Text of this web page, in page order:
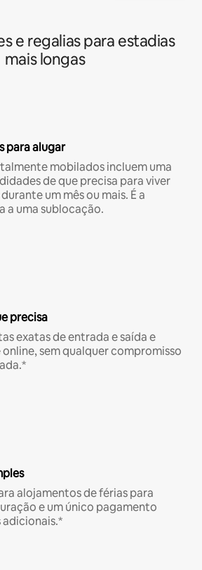
e regalias para estadias
mais longas
para alugar
mobilados incluem uma
de que precisa para viver
um mês ou mais. É a
uma sublocação.
precisa
exatas de entrada e saída e
sem qualquer compromisso
alojamentos de férias para
e um único pagamento
adicionais.*